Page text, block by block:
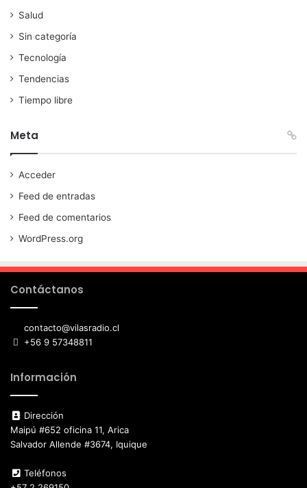
Salud
Sin categoría
Tecnología
Tendencias
Tiempo libre
Meta
Acceder
Feed de entradas
Feed de comentarios
WordPress.org
Contáctanos
contacto@vilasradio.cl
+56 9 57348811
Información
Dirección
Maipú #652 oficina 11, Arica
Salvador Allende #3674, Iquique
Teléfonos